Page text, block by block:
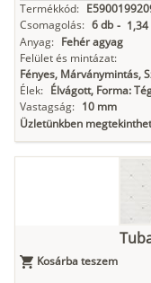
Termékkód:
Csomagolás: 6 db -
Anyag: Fehér agyag
Felület és mintázat:
Fényes, Márványmintás,
Élek: Élvágott, Forma:
Vastagság: 10 mm
Üzletünkben
Kosárba teszem